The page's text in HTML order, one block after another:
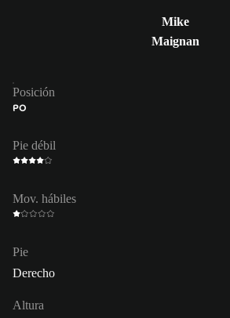
Mike
Maignan
Posición
PO
Pie débil
Mov. hábiles
Pie
Derecho
Altura